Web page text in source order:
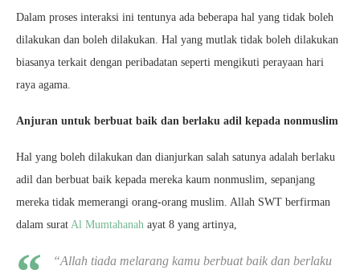
Dalam proses interaksi ini tentunya ada beberapa hal yang tidak boleh
dilakukan dan boleh dilakukan. Hal yang mutlak tidak boleh dilakukan
biasanya terkait dengan peribadatan seperti mengikuti perayaan hari
raya agama.
Anjuran untuk berbuat baik dan berlaku adil kepada nonmuslim
Hal yang boleh dilakukan dan dianjurkan salah satunya adalah berlaku
adil dan berbuat baik kepada mereka kaum nonmuslim, sepanjang
mereka tidak memerangi orang-orang muslim. Allah SWT berfirman
dalam surat Al Mumtahanah ayat 8 yang artinya,
“Allah tiada melarang kamu berbuat baik dan berlaku